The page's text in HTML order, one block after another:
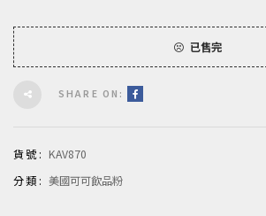
已售完
SHARE ON:
貨號: KAV870
分類: 美國可可飲品粉